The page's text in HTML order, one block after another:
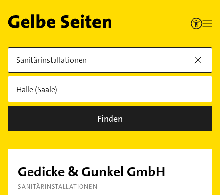
Finden
Gedicke & Gunkel GmbH
SANITÄRINSTALLATIONEN